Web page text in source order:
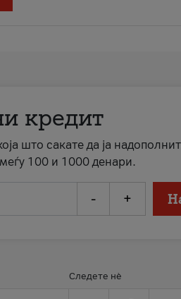
кредит
што сакате да ја
100 и 1000 денари.
- +
Следете нè